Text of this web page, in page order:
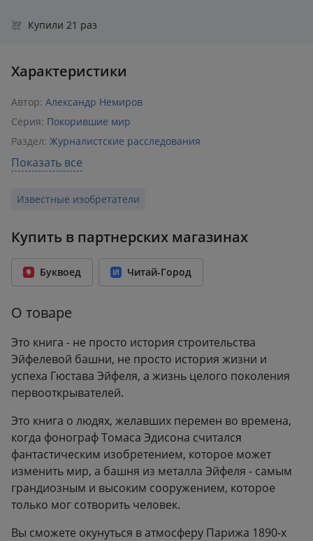
Купили 21 раз
Характеристики
Автор: Александр Немиров
Серия: Покорившие мир
Раздел: Журналистские расследования
ISBN: 978-5-00180-397-3
Количество страниц: 240
Формат: 153x217 мм
Вес: 0.36 кг
Показать все
Известные изобретатели
Купить в партнерских магазинах
Буквоед Читай-Город
О товаре
Это книга - не просто история строительства
Эйфелевой башни, не просто история жизни и
успеха Гюстава Эйфеля, а жизнь целого поколения
первооткрывателей.
Это книга о людях, желавших перемен во времена,
когда фонограф Томаса Эдисона считался
фантастическим изобретением, которое может
изменить мир, а башня из металла Эйфеля - самым
грандиозным и высоким сооружением, которое
только мог сотворить человек.
Вы сможете окунуться в атмосферу Парижа 1890-х